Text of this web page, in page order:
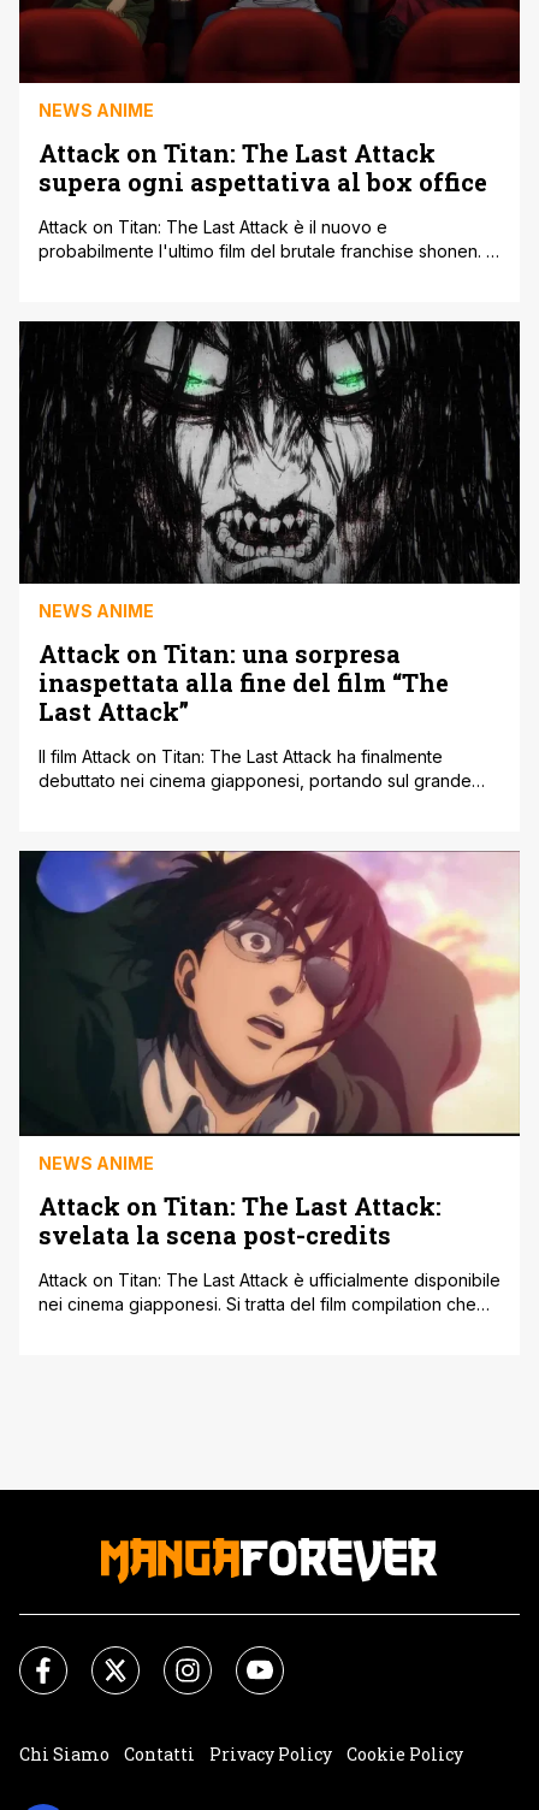
NEWS ANIME
Attack on Titan: The Last Attack
supera ogni aspettativa al box office
Attack on Titan: The Last Attack è il nuovo e
probabilmente l'ultimo film del brutale franchise shonen. In
aggiunte al film compilation attraverso una nuova scena
post-credit. Nonostante questo film non contenga nulla di
nuovo rispetto alla serie anime, [']
NEWS ANIME
Attack on Titan: una sorpresa
inaspettata alla fine del film “The
Last Attack”
Il film Attack on Titan: The Last Attack ha finalmente
debuttato nei cinema giapponesi, portando sul grande
film non si trova nei combattimenti o nella narrazione già
conosciuta, ma nella scena post-credit, che ha lasciato [']
NEWS ANIME
Attack on Titan: The Last Attack:
svelata la scena post-credits
Attack on Titan: The Last Attack è ufficialmente disponibile
nei cinema giapponesi. Si tratta del film compilation che
Chi Siamo Contatti Privacy Policy
Cookie Policy